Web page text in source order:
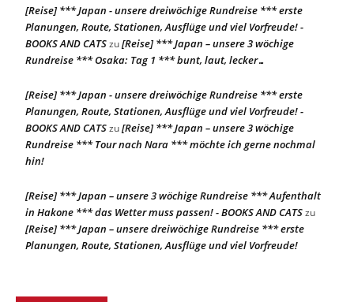
[Reise] *** Japan - unsere dreiwöchige Rundreise *** erste
Planungen, Route, Stationen, Ausflüge und viel Vorfreude! -
BOOKS AND CATSzu[Reise] *** Japan – unsere 3 wöchige
Rundreise *** Osaka: Tag 1 *** bunt, laut, lecker…
[Reise] *** Japan - unsere dreiwöchige Rundreise *** erste
Planungen, Route, Stationen, Ausflüge und viel Vorfreude! -
BOOKS AND CATSzu[Reise] *** Japan – unsere 3 wöchige
Rundreise *** Tour nach Nara *** möchte ich gerne nochmal
hin!
[Reise] *** Japan – unsere 3 wöchige Rundreise *** Aufenthalt
in Hakone *** das Wetter muss passen! - BOOKS AND CATSzu
[Reise] *** Japan – unsere dreiwöchige Rundreise *** erste
Planungen, Route, Stationen, Ausflüge und viel Vorfreude!